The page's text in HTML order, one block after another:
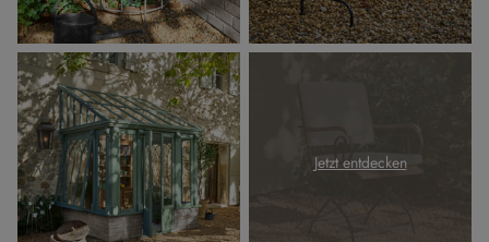
Jetzt entdecken